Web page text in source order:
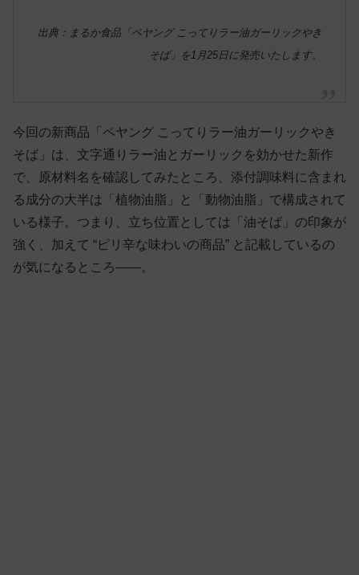
出典：まるか食品「ペヤング こってりラー油ガーリックやき
そば」を1月25日に発売いたします。
今回の新商品「ペヤング こってりラー油ガーリックやき
そば」は、文字通りラー油とガーリックを効かせた新作
で、原材料名を確認してみたところ、添付調味料に含まれ
る成分の大半は「植物油脂」と「動物油脂」で構成されて
いる様子。つまり、立ち位置としては「油そば」の印象が
強く、加えて “ピリ辛な味わいの商品” と記載しているの
が気になるところ——。